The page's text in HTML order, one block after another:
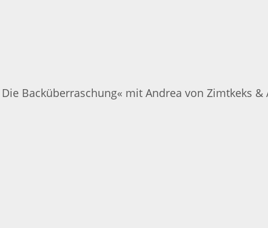
Backüberraschung« mit Andrea von Zimtkeks